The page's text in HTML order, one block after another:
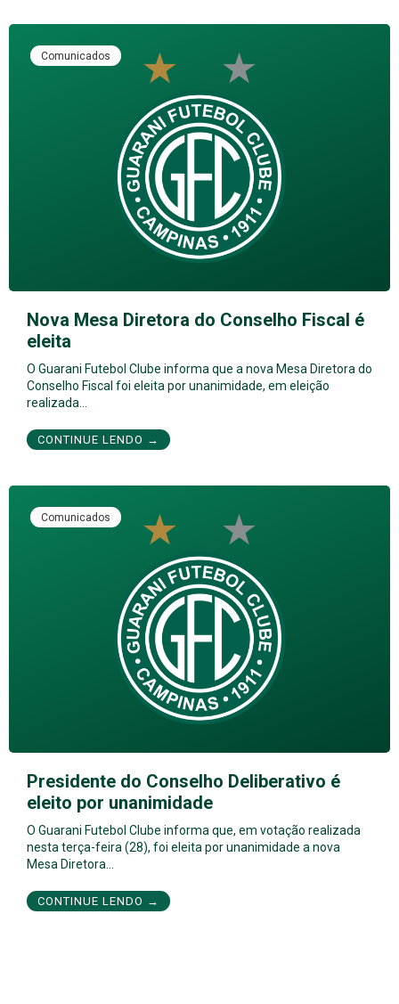
Comunicados
Nova Mesa Diretora do Conselho Fiscal é
eleita
O Guarani Futebol Clube informa que a nova Mesa Diretora do
Conselho Fiscal foi eleita por unanimidade, em eleição
realizada…
CONTINUE LENDO →
Comunicados
Presidente do Conselho Deliberativo é
eleito por unanimidade
O Guarani Futebol Clube informa que, em votação realizada
nesta terça-feira (28), foi eleita por unanimidade a nova
Mesa Diretora…
CONTINUE LENDO →